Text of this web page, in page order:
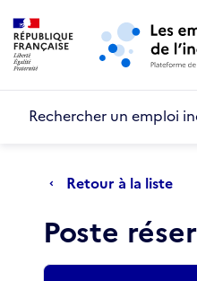
Aller au menu principal
Rechercher un emploi
Retour à la liste
Poste